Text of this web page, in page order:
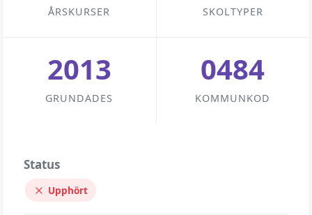
ÅRSKURSER SKOLTYPER
2013
GRUNDADES
0484
KOMMUNKOD
Status
Upphört